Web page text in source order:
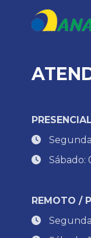
Sábado:
REMOTO /